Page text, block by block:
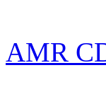
AMR